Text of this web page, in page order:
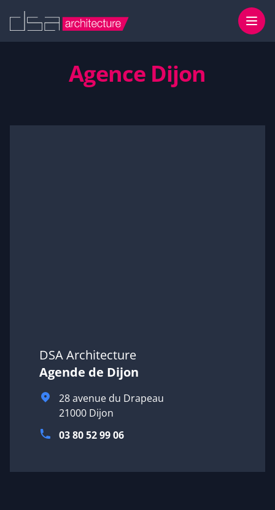
Agence Dijon
DSA Architecture
Agende de Dijon
Adresse28 avenue du Drapeau
21000 Dijon
Téléphone
03 80 52 99 06